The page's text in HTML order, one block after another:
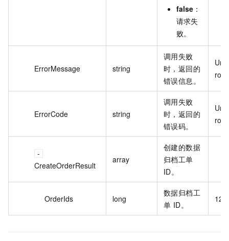
false ：
请求失
败。
ErrorMessage string
调用失败
时，返回的
错误信息。
ror
ErrorCode string
调用失败
时，返回的
错误码。
ror
CreateOrderResult
array
创建的数据
归档工单
ID。
OrderIds long
数据归档工
单 ID。